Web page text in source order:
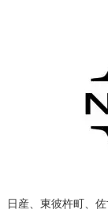
日産、東彼杵町、